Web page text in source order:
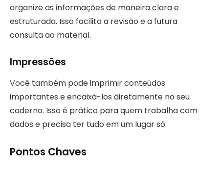
organize as informações de maneira clara e
estruturada. Isso facilita a revisão e a futura
consulta ao material.
Impressões
Você também pode imprimir conteúdos
importantes e encaixá-los diretamente no seu
caderno. Isso é prático para quem trabalha com
dados e precisa ter tudo em um lugar só.
Pontos Chaves